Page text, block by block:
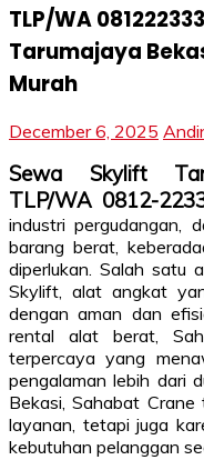
TLP/WA
Tarumajaya
Murah
December 6, 2025
Sewa Skylift
TLP/WA 0812-
industri pergudangan,
barang berat,
diperlukan. Salah satu
Skylift, alat angkat
dengan aman dan
rental alat berat,
terpercaya yang
pengalaman lebih dari
Bekasi, Sahabat
layanan, tetapi juga
kebutuhan pelanggan